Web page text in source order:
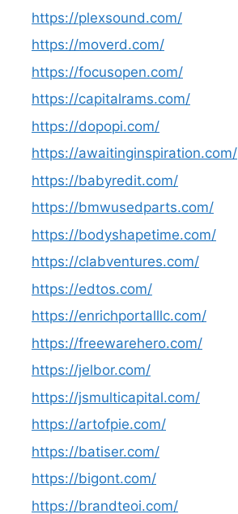
https://plexsound.com/
https://moverd.com/
https://focusopen.com/
https://capitalrams.com/
https://dopopi.com/
https://awaitinginspiration.com/
https://babyredit.com/
https://bmwusedparts.com/
https://bodyshapetime.com/
https://clabventures.com/
https://edtos.com/
https://enrichportalllc.com/
https://freewarehero.com/
https://jelbor.com/
https://jsmulticapital.com/
https://artofpie.com/
https://batiser.com/
https://bigont.com/
https://brandteoi.com/